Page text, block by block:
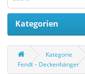
Kategorien
Kategorie
Fendt – Deckenhänger